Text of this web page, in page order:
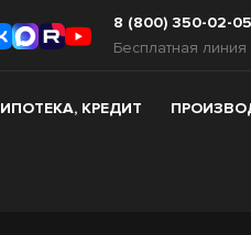
8 (800) 350-02-05
Бесплатная линия
ИПОТЕКА, КРЕДИТ